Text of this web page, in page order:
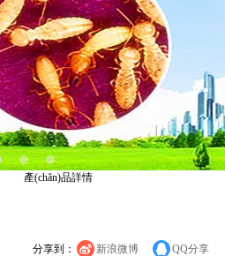
產(chǎn)品詳情
分享到： 新浪微博 QQ分享